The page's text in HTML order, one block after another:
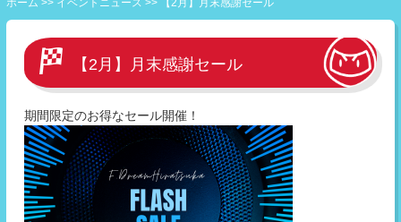
ホーム >> イベントニュース >> 【2月】月末感謝セール
【2月】月末感謝セール
期間限定のお得なセール開催！